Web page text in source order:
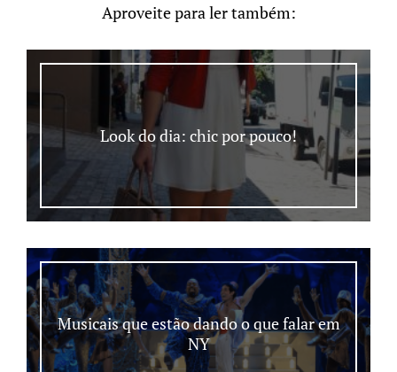
Aproveite para ler também:
Look do dia: chic por pouco!
Musicais que estão dando o que falar em
NY